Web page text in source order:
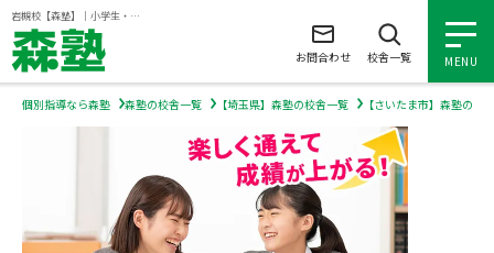
岩槻校【森塾】｜小学生・中学生・高校生の個別指導塾・学習塾
MENU
小学生の個別指導
中学生の個別指導
お問合わせ 校舎一覧
個別指導なら森塾 森塾の校舎一覧 【埼玉県】森塾の校舎一覧 【さいたま市】森塾の校